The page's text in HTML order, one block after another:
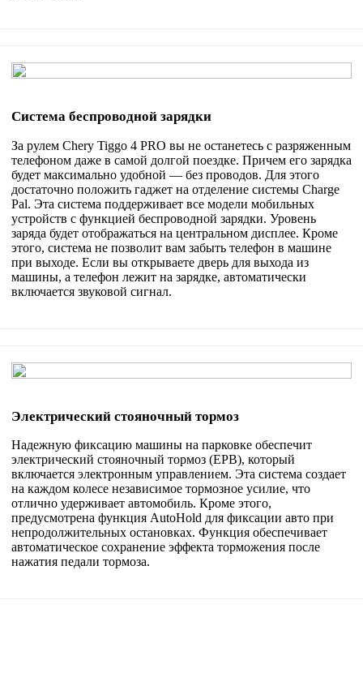
Система беспроводной зарядки
За рулем Chery Tiggo 4 PRO вы не останетесь с разряженным
телефоном даже в самой долгой поездке. Причем его зарядка
будет максимально удобной — без проводов. Для этого
достаточно положить гаджет на отделение системы Charge
Pal. Эта система поддерживает все модели мобильных
устройств с функцией беспроводной зарядки. Уровень
заряда будет отображаться на центральном дисплее. Кроме
этого, система не позволит вам забыть телефон в машине
при выходе. Если вы открываете дверь для выхода из
машины, а телефон лежит на зарядке, автоматически
включается звуковой сигнал.
Электрический стояночный тормоз
Надежную фиксацию машины на парковке обеспечит
электрический стояночный тормоз (EPB), который
включается электронным управлением. Эта система создает
на каждом колесе независимое тормозное усилие, что
отлично удерживает автомобиль. Кроме этого,
предусмотрена функция AutoHold для фиксации авто при
непродолжительных остановках. Функция обеспечивает
автоматическое сохранение эффекта торможения после
нажатия педали тормоза.